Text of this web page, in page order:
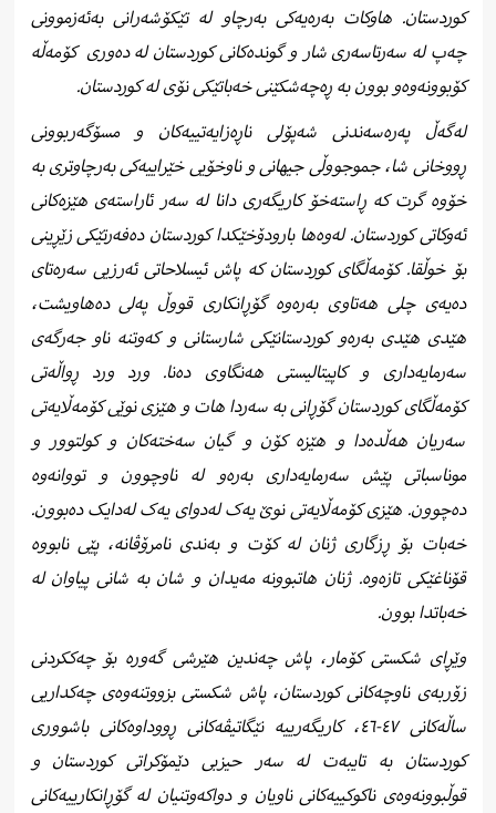
کوردستان. هاوکات بەرەیەکی بەرچاو لە تێکۆشەرانی بەئەزموونی
چەپ لە سەرتاسەری شار و گوندەکانی کوردستان لە دەوری کۆمەڵە
کۆبوونەوەو بوون بە ڕەچەشکێنی خەباتێکی نۆی لە کوردستان.
لەگەڵ پەرەسەندنی شەپۆلی ناڕەزایەتییەکان و مسۆگەربوونی
ڕووخانی شا، جموجووڵی جیهانی و ناوخۆیی خێراییەکی بەرچاوتری به
خۆوە گرت که ڕاستەخۆ کاریگەری دانا له سەر ئاراستەی هێزەکانی
ئەوکاتی کوردستان. لەوەها بارودۆخێکدا کوردستان دەفەرتێکی زێڕینی
بۆ خوڵقا. کۆمەڵگای کوردستان که پاش ئیسلاحاتی ئەرزیی سەرەتای
دەیەی چلی هەتاوی بەرەوە گۆڕانکاری قووڵ پەلی دەهاویشت،
هێدی هێدی بەرەو کوردستانێکی شارستانی و کەوتنە ناو جەرگەی
سەرمایەداری و کاپیتالیستی هەنگاوی دەنا. ورد ورد ڕواڵەتی
کۆمەڵگای کوردستان گۆڕانی به سەردا هات و هێزی نوێی کۆمەڵایەتی
سەریان هەڵدەدا و هێزە کۆن و گیان سەختەکان و کولتوور و
موناسباتی پێش سەرمایەداری بەرەو له ناوچوون و تووانەوە
دەچوون. هێزی کۆمەڵایەتی نوێ یەک لەدوای یەک لەدایک دەبوون.
خەبات بۆ ڕزگاری ژنان له کۆت و بەندی نامرۆڤانە، پێی نابووە
قۆناغێکی تازەوە. ژنان هاتبوونە مەیدان و شان بە شانی پیاوان لە
خەباتدا بوون.
وێڕای شکستی کۆمار، پاش چەندین هێرشی گەورە بۆ چەککردنی
زۆربەی ناوچەکانی کوردستان، پاش شکستی بزووتنەوەی چەکداریی
ساڵەکانی ٤٧-٤٦، کاریگەرییە نێگاتیڤەکانی ڕووداوەکانی باشووری
کوردستان به تایبەت له سەر حیزبی دێمۆکراتی کوردستان و
قوڵبوونەوەی ناکوکییەکانی ناویان و دواکەوتنیان له گۆڕانکارییەکانی